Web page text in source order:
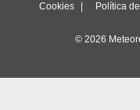
Cookies Política
© 2026